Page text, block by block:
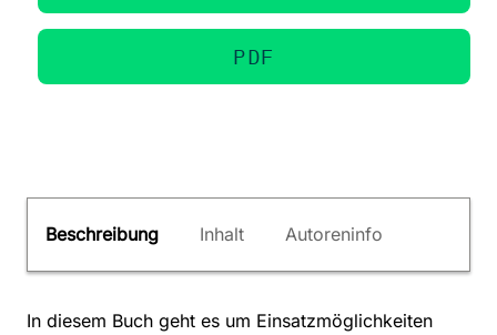
PDF
Beschreibung Inhalt Autoreninfo
In diesem Buch geht es um Einsatzmöglichkeiten